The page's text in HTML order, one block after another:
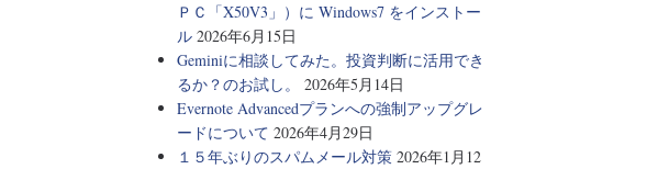
ＰＣ「X50V3」）に Windows7 をインストー
ル 2026年6月15日
Geminiに相談してみた。投資判断に活用でき
るか？のお試し。
2026年5月14日
Evernote Advancedプランへの強制アップグレ
ードについて 2026年4月29日
１５年ぶりのスパムメール対策 2026年1月12